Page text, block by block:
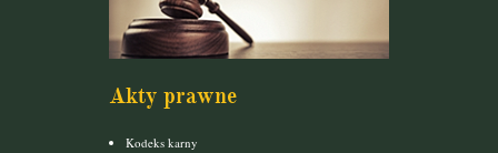
Akty prawne
Kodeks karny